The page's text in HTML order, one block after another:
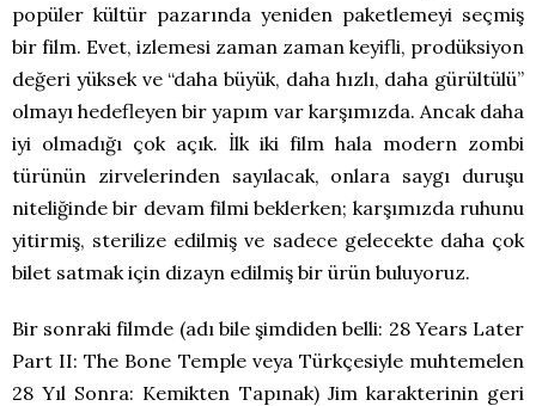
popüler kültür pazarında yeniden paketlemeyi seçmiş
bir film. Evet, izlemesi zaman zaman keyifli, prodüksiyon
değeri yüksek ve “daha büyük, daha hızlı, daha gürültülü”
olmayı hedefleyen bir yapım var karşımızda. Ancak daha
iyi olmadığı çok açık. İlk iki film hala modern zombi
türünün zirvelerinden sayılacak, onlara saygı duruşu
niteliğinde bir devam filmi beklerken; karşımızda ruhunu
yitirmiş, sterilize edilmiş ve sadece gelecekte daha çok
bilet satmak için dizayn edilmiş bir ürün buluyoruz.
Bir sonraki filmde (adı bile şimdiden belli: 28 Years Later
Part II: The Bone Temple veya Türkçesiyle muhtemelen
28 Yıl Sonra: Kemikten Tapınak) Jim karakterinin geri